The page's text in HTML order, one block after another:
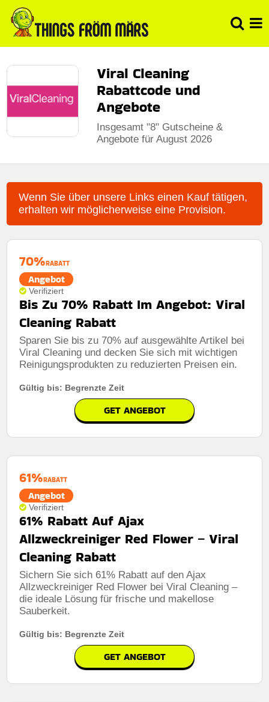
Viral Cleaning
Rabattcode und
Angebote
Insgesamt "8" Gutscheine &
Angebote für August 2026
Wenn Sie über unsere Links einen Kauf tätigen,
erhalten wir möglicherweise eine Provision.
70%RABATT
Angebot
Verifiziert
Bis Zu 70% Rabatt Im Angebot: Viral
Cleaning Rabatt
Sparen Sie bis zu 70% auf ausgewählte Artikel bei
Viral Cleaning und decken Sie sich mit wichtigen
Reinigungsprodukten zu reduzierten Preisen ein.
Gültig bis: Begrenzte Zeit
GET ANGEBOT
61%RABATT
Angebot
Verifiziert
61% Rabatt Auf Ajax
Allzweckreiniger Red Flower – Viral
Cleaning Rabatt
Sichern Sie sich 61% Rabatt auf den Ajax
Allzweckreiniger Red Flower bei Viral Cleaning –
die ideale Lösung für frische und makellose
Sauberkeit.
Gültig bis: Begrenzte Zeit
GET ANGEBOT